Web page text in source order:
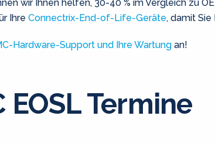
wir Ihnen helfen, 30-40 % im Vergleich zu
Ihre Connectrix-End-of-Life-Geräte, damit
Hardware-Support und Ihre Wartung an!
Termine